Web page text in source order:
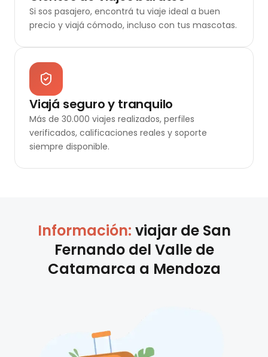
Si sos pasajero, encontrá tu viaje ideal a buen
precio y viajá cómodo, incluso con tus mascotas.
Viajá seguro y tranquilo
Más de 30.000 viajes realizados, perfiles
verificados, calificaciones reales y soporte
siempre disponible.
Información: viajar de San
Fernando del Valle de
Catamarca a Mendoza